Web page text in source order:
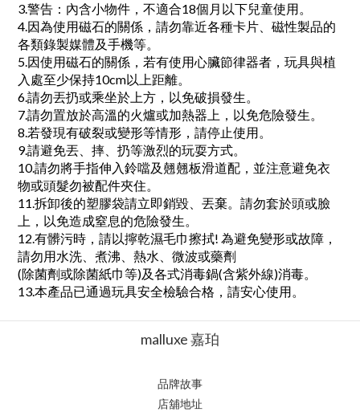
3.警告：內含小物件，不適合18個月以下兒童使用。
4.因為使用磁石的關係，請勿靠近各種卡片、磁性製品的
各類錄製媒體及手機等。
5.因使用磁石的關係，若有使用心臟節律器者，玩具與植
入處至少保持10cm以上距離。
6.請勿丟扔或乘坐於上方，以免破損發生。
7.請勿置放於高溫的火爐或加熱器上，以免危險發生。
8.若發現有破裂或變形等情形，請停止使用。
9.請避免丟、摔、扔等激烈的玩耍方式。
10.請勿將手指伸入鈴噹及翹翹板滑道配，並注意避免衣
物或頭髮勿被配件夾住。
11.拆卸後的塑膠袋請立即銷毀、丟棄。請勿套於頭或臉
上，以免造成窒息的危險發生。
12.有髒污時，請以擰乾濕毛巾擦拭! 為避免變形或故障，
請勿用水洗、煮沸、熱水、微波或藥劑
(除菌劑或除菌紙巾等)及各式消毒鍋(含紫外線)消毒。
13.本產品已通過玩具安全檢驗合格，請安心使用。
malluxe 嘉珀
品牌故事
店舖地址